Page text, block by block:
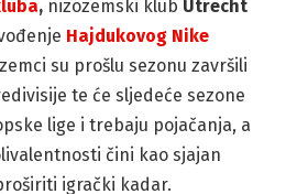
, nizozemski klub Utrecht
Hajdukovog Nike
su prošlu sezonu završili
te će sljedeće sezone
lige i trebaju pojačanja, a
čini kao sjajan
igrački kadar.